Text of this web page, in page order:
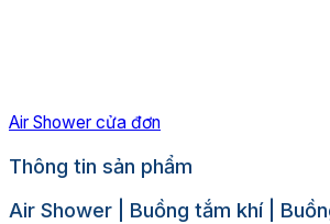
Air Shower cửa đơn
Thông tin sản phẩm
Air Shower | Buồng tắm khí |